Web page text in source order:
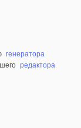
генератора
редактора